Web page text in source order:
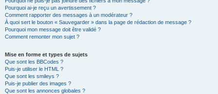
Pourquoi ai-je reçu un avertissement ?
Comment rapporter des messages à un modérateur ?
À quoi sert le bouton « Sauvegarder » dans la page de rédaction de message ?
Pourquoi mon message doit être validé ?
Comment remonter mon sujet ?
Mise en forme et types de sujets
Que sont les BBCodes ?
Puis-je utiliser le HTML ?
Que sont les smileys ?
Puis-je publier des images ?
Que sont les annonces globales ?